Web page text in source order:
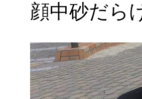
顔中砂だら